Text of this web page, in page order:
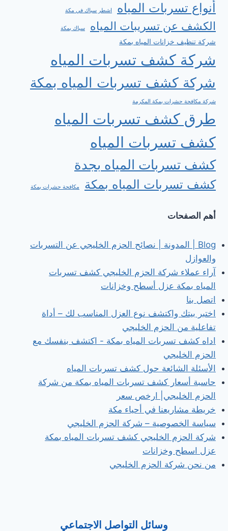
أنواع تسربات المياه
اشطر سباك في مكة
الكشف عن تسريبات المياه سباك بمكة
شركة تنظيف خزانات المياه بمكة
شركة كشف تسربات المياه
شركة كشف تسربات المياه بمكة
شركة مكافحة حشرات بمكة المكرمة
طرق كشف تسربات المياه
كشف تسربات المياه
كشف تسربات المياه بجدة
كشف تسربات المياه بمكة مكافحة حشرات بمكة
أهم الصفحات
Blog | المدونة | نصائح الحزم الخليجي عن التسربات
والعوازل
آراء عملاء شركة الحزم الخليجي كشف تسربات
المياه بمكة عزل أسطح وخزانات
اتصل بنا
اختبر بيتك واكتشف نوع العزل المناسب لك – أداة
تفاعلية من الحزم الخليجي
اداه كشف تسربات المياه بمكة - اكتشف بنفسك مع
الحزم الخليجي
الأسئلة الشائعة حول كشف تسربات المياه
حاسبة أسعار كشف تسربات المياه بمكة من شركة
الحزم الخليجي| ارخص سعر
خريطة مشاريعنا في أحياء مكة
سياسة الخصوصية – شركة الحزم الخليجي
شركة الحزم الخليجي كشف تسربات المياه بمكة
عزل اسطح وخزانات
من نحن شركة الحزم الخليجي
وسائل التواصل الاجتماعي